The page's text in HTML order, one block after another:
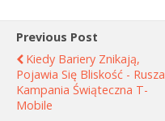
Previous Post
Kiedy Bariery Znikają,
Pojawia Się Bliskość - Rusza
Kampania Świąteczna T-
Mobile